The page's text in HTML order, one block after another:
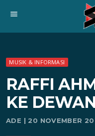
menu
MUSIK & INFORMASI
RAFFI
KE
ADE | 20 NOVEMBER